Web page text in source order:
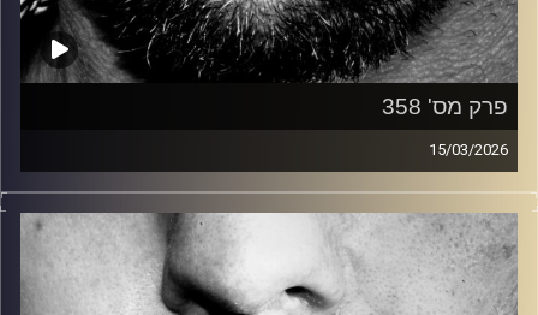
פרק מס' 358
15/03/2026
זיפים, מוזיקה מחוספסת של הופעות חיות. הרבה ג'אם, רוק,
בלוז, bluegrass, ג'אז, Fאנק, פרוגרסיב ואפילו אלקטרוניקה.
כל מה שחי, אמיתי ונושם.
עם שמוליק רגב.